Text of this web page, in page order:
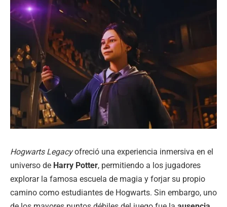
Hogwarts Legacyofreció una experiencia inmersiva en el
universo de Harry Potter, permitiendo a los jugadores
explorar la famosa escuela de magia y forjar su propio
camino como estudiantes de Hogwarts. Sin embargo, uno